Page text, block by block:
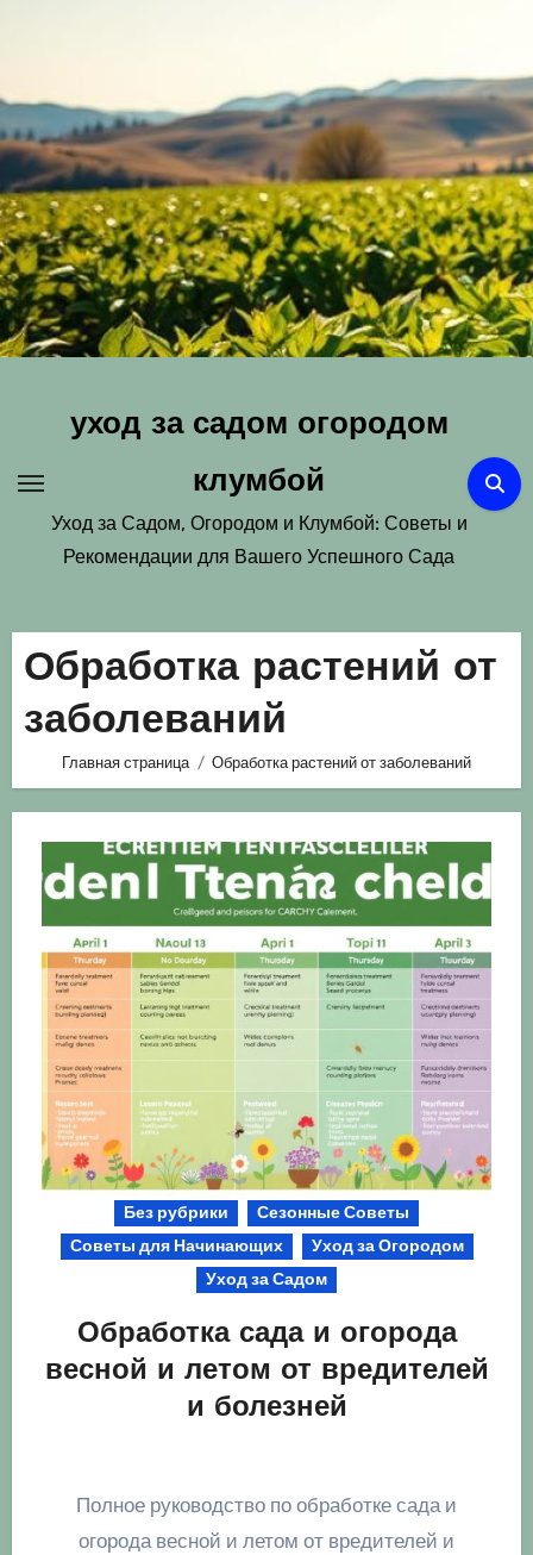
уход за садом огородом
клумбой
Уход за Садом, Огородом и Клумбой: Советы и
Рекомендации для Вашего Успешного Сада
Обработка растений от
заболеваний
Главная страница Обработка растений от заболеваний
Без рубрики
Сезонные Советы
Советы для Начинающих
Уход за Огородом
Уход за Садом
Обработка сада и огорода
весной и летом от вредителей
и болезней
Полное руководство по обработке сада и
огорода весной и летом от вредителей и